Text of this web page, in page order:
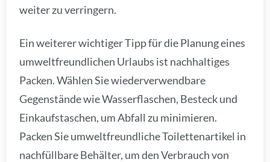
weiter zu verringern.
Ein weiterer wichtiger Tipp für die Planung eines
umweltfreundlichen Urlaubs ist nachhaltiges
Packen. Wählen Sie wiederverwendbare
Gegenstände wie Wasserflaschen, Besteck und
Einkaufstaschen, um Abfall zu minimieren.
Packen Sie umweltfreundliche Toilettenartikel in
nachfüllbare Behälter, um den Verbrauch von